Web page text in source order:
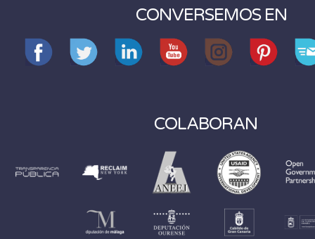
CONVERSEMOS EN
COLABORAN